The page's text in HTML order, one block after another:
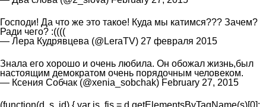
Господи! Да что же это такое! Куда мы катимся??? Зачем?
Ради чего? :((((
— Лера Кудрявцева (@LeraTV) 27 февраля 2015
Знала его хорошо и очень любила. Он обожал жизнь,был
настоящим демократом очень порядочным человеком.
— Ксения Собчак (@xenia_sobchak) February 27, 2015
(function(d, s, id) { var js, fjs = d.getElementsByTagName(s)[0];